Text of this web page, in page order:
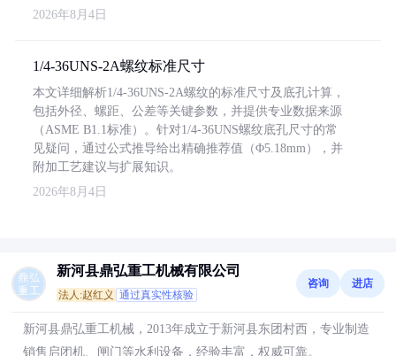
2026年8月4日
1/4-36UNS-2A螺纹标准尺寸
本文详细解析1/4-36UNS-2A螺纹的标准尺寸及底孔计算，
包括外径、螺距、公差等关键参数，并提供专业数据来源
（ASME B1.1标准）。针对1/4-36UNS螺纹底孔尺寸的常
见疑问，通过公式推导给出精确推荐值（Φ5.18mm），并
附加工艺建议与扩展知识。
2026年8月4日
新河县鼎弘重工机械有限公司
法人:赵红义 通过真实性核验
咨询 进店
新河县鼎弘重工机械，2013年成立于新河县东团村西，专业制造
销售启闭机、闸门等水利设备，经验丰富，权威可靠。